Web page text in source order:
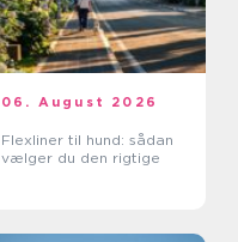
06. August 2026
Flexliner til hund: sådan
vælger du den rigtige